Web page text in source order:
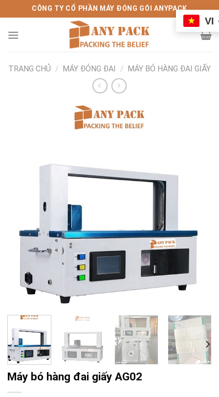
qua
nội
CÔNG TY CỔ PHẦN MÁY ĐÓNG GÓI ANYPACK
TRANG CHỦ / MÁY ĐÓNG ĐAI / MÁY BÓ HÀNG ĐAI GIẤY
Máy bó hàng đai giấy AG02
VI